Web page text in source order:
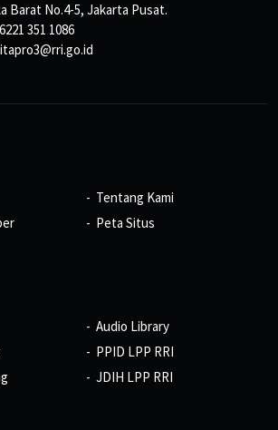
Barat No.4-5, Jakarta Pusat.
351 1086
Tentang Kami
Peta Situs
Audio Library
PPID LPP RRI
JDIH LPP RRI